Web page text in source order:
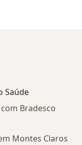
Saúde
Bradesco
Montes Claros